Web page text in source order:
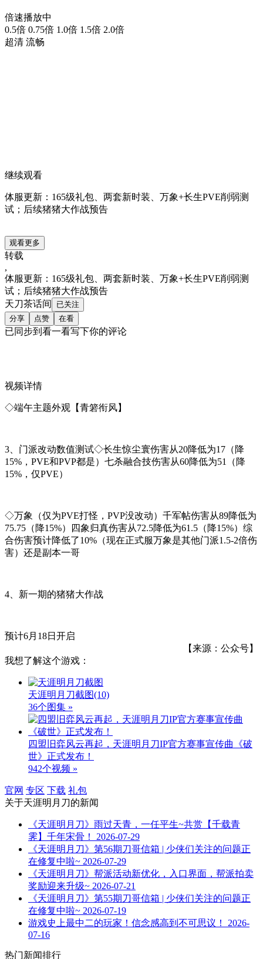
倍速播放中
0.5倍 0.75倍 1.0倍 1.5倍 2.0倍
超清 流畅
继续观看
体服更新：165级礼包、两套新时装、万象+长生PVE削弱测
试；后续猪猪大作战预告
观看更多
转载
,
体服更新：165级礼包、两套新时装、万象+长生PVE削弱测
试；后续猪猪大作战预告
天刀茶话间
已关注
分享
点赞 在看
已同步到看一看写下你的评论
视频详情
◇端午主题外观【青箬衔风】
3、门派改动数值测试◇长生惊尘寰伤害从20降低为17（降
15%，PVE和PVP都是）七杀融合技伤害从60降低为51（降
15%，仅PVE）
◇万象（仅为PVE打怪，PVP没改动）千军帖伤害从89降低为
75.75（降15%）四象归真伤害从72.5降低为61.5（降15%）综
合伤害预计降低了10%（现在正式服万象是其他门派1.5-2倍伤
害）还是副本一哥
4、新一期的猪猪大作战
预计6月18日开启
【来源：公众号】
我想了解这个游戏：
天涯明月刀截图(10)
36个图集 »
四盟旧弈风云再起，天涯明月刀IP官方赛事宣传曲《破
世》正式发布！
942个视频 »
官网 专区 下载 礼包
关于天涯明月刀的新闻
《天涯明月刀》雨过天青，一任平生~共赏【千载青
霁】千年宋骨！
2026-07-29
《天涯明月刀》第56期刀哥信箱 | 少侠们关注的问题正
在修复中啦~ 2026-07-29
《天涯明月刀》帮派活动新优化，入口界面，帮派拍卖
奖励迎来升级~ 2026-07-21
《天涯明月刀》第55期刀哥信箱 | 少侠们关注的问题正
在修复中啦~ 2026-07-19
游戏史上最中二的玩家！信念感高到不可思议！
2026-
07-16
热门新闻排行